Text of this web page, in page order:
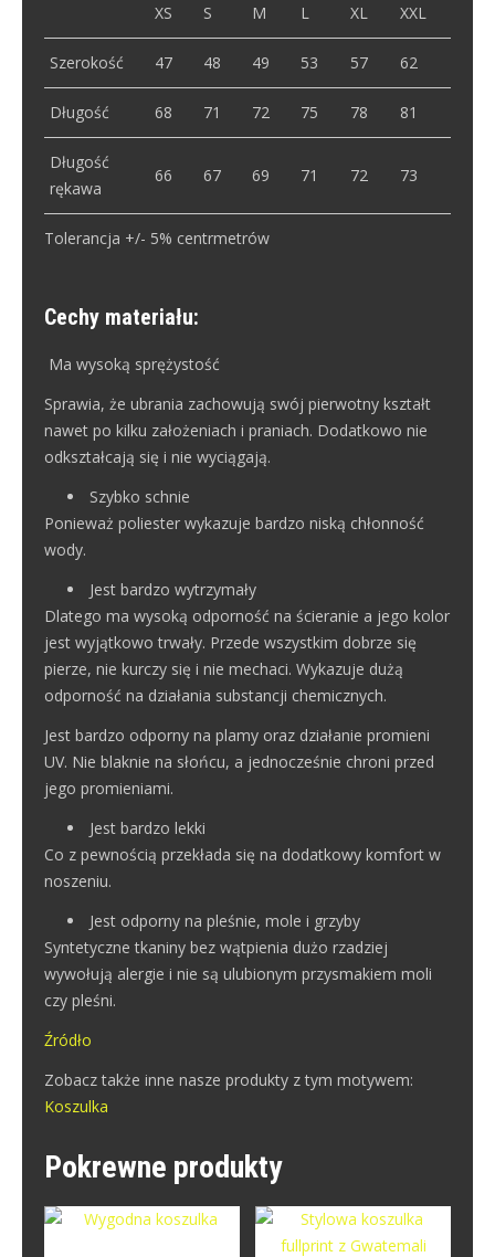
XS S M L XL XXL
Szerokość 47 48 49 53 57 62
Długość 68 71 72 75 78 81
Długość
rękawa
66 67 69 71 72 73
Tolerancja +/- 5% centrmetrów
Cechy materiału:
Ma wysoką sprężystość
Sprawia, że ubrania zachowują swój pierwotny kształt
nawet po kilku założeniach i praniach. Dodatkowo nie
odkształcają się i nie wyciągają.
Szybko schnie
Ponieważ poliester wykazuje bardzo niską chłonność
wody.
Jest bardzo wytrzymały
Dlatego ma wysoką odporność na ścieranie a jego kolor
jest wyjątkowo trwały. Przede wszystkim dobrze się
pierze, nie kurczy się i nie mechaci. Wykazuje dużą
odporność na działania substancji chemicznych.
Jest bardzo odporny na plamy oraz działanie promieni
UV. Nie blaknie na słońcu, a jednocześnie chroni przed
jego promieniami.
Jest bardzo lekki
Co z pewnością przekłada się na dodatkowy komfort w
noszeniu.
Jest odporny na pleśnie, mole i grzyby
Syntetyczne tkaniny bez wątpienia dużo rzadziej
wywołują alergie i nie są ulubionym przysmakiem moli
czy pleśni.
Źródło
Zobacz także inne nasze produkty z tym motywem:
Koszulka
Pokrewne produkty